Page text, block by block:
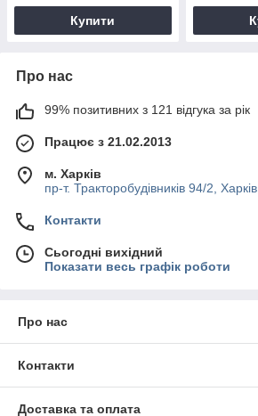
Купити
Про нас
99% позитивних з 121 відгука за рік
Працює з 21.02.2013
м. Харків
пр-т. Тракторобудівників 94/2,
Контакти
Сьогодні вихідний
Показати весь графік роботи
Про нас
Контакти
Доставка та оплата